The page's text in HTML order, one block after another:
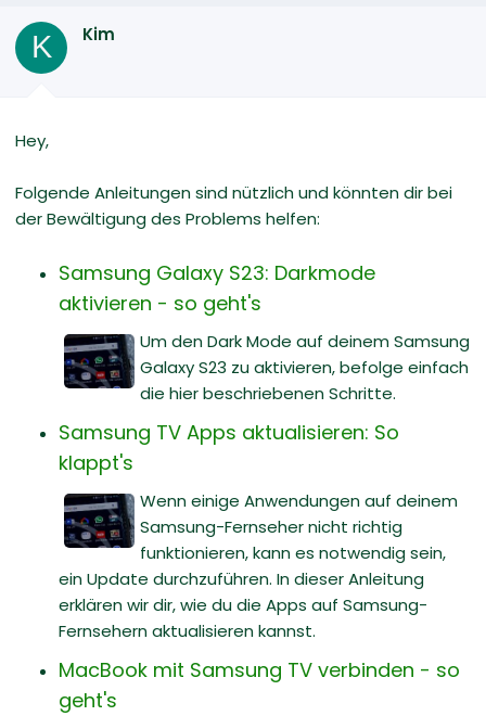
K Kim
Hey,
Folgende Anleitungen sind nützlich und könnten dir bei
der Bewältigung des Problems helfen:
Samsung Galaxy S23: Darkmode
aktivieren - so geht's
Um den Dark Mode auf deinem Samsung
Galaxy S23 zu aktivieren, befolge einfach
die hier beschriebenen Schritte.
Samsung TV Apps aktualisieren: So
klappt's
Wenn einige Anwendungen auf deinem
Samsung-Fernseher nicht richtig
funktionieren, kann es notwendig sein,
ein Update durchzuführen. In dieser Anleitung
erklären wir dir, wie du die Apps auf Samsung-
Fernsehern aktualisieren kannst.
MacBook mit Samsung TV verbinden - so
geht's